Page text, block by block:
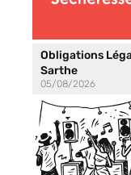
Obligations
Sarthe
05/08/2026